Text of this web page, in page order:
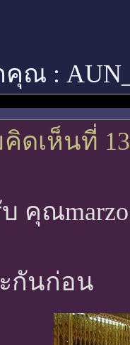
คุณ :
ดเห็นที่ 13
คุณ
กันก่อน